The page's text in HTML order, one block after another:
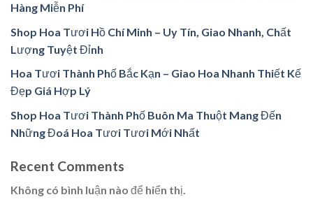
Hàng Miễn Phí
Shop Hoa Tươi Hồ Chí Minh – Uy Tín, Giao Nhanh, Chất
Lượng Tuyệt Đỉnh
Hoa Tươi Thành Phố Bắc Kạn – Giao Hoa Nhanh Thiết Kế
Đẹp Giá Hợp Lý
Shop Hoa Tươi Thành Phố Buôn Ma Thuột Mang Đến
Những Đoá Hoa Tươi Tươi Mới Nhất
Recent Comments
Không có bình luận nào để hiển thị.